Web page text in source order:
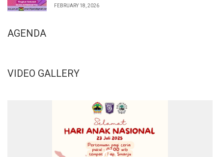
FEBRUARY 18, 2026
AGENDA
VIDEO GALLERY